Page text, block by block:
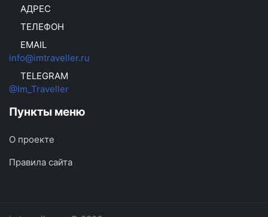
АДРЕС
ТЕЛЕФОН
EMAIL
info@imtraveller.ru
TELEGRAM
@Im_Traveller
Пункты меню
О проекте
Правила сайта